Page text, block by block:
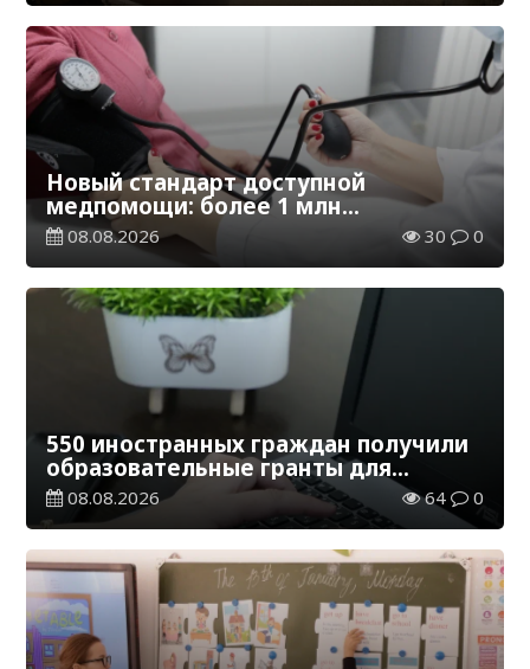
Новый стандарт доступной
медпомощи: более 1 млн
казахстанцев получили
телемедицинские услуги
08.08.2026 30 0
550 иностранных граждан получили
образовательные гранты для
обучения в Казахстане
08.08.2026 64 0